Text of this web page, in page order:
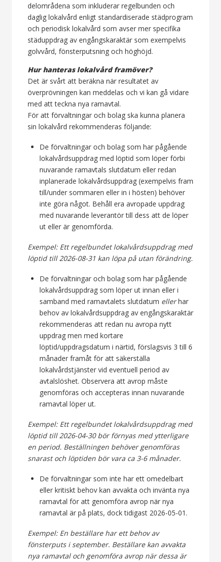
delområdena som inkluderar regelbunden och
daglig lokalvård enligt standardiserade städprogram
och periodisk lokalvård som avser mer specifika
städuppdrag av engångskaraktär som exempelvis
golvvård, fönsterputsning och höghöjd.
Hur hanteras lokalvård framöver?
Det är svårt att beräkna när resultatet av
överprövningen kan meddelas och vi kan gå vidare
med att teckna nya ramavtal.
För att förvaltningar och bolag ska kunna planera
sin lokalvård rekommenderas följande:
De förvaltningar och bolag som har pågående
lokalvårdsuppdrag med löptid som löper förbi
nuvarande ramavtals slutdatum eller redan
inplanerade lokalvårdsuppdrag (exempelvis fram
till/under sommaren eller in i hösten) behöver
inte göra något. Behåll era avropade uppdrag
med nuvarande leverantör till dess att de löper
ut eller är genomförda.
Exempel: Ett regelbundet lokalvårdsuppdrag med
löptid till 2026-08-31 kan löpa på utan förändring.
De förvaltningar och bolag som har pågående
lokalvårdsuppdrag som löper ut innan eller i
samband med ramavtalets slutdatum ellerhar
behov av lokalvårdsuppdrag av engångskaraktär
rekommenderas att redan nu avropa nytt
uppdrag men med kortare
löptid/uppdragsdatum i närtid, förslagsvis 3 till 6
månader framåt för att säkerställa
lokalvårdstjänster vid eventuell period av
avtalslöshet. Observera att avrop måste
genomföras och accepteras innan nuvarande
ramavtal löper ut.
Exempel: Ett regelbundet lokalvårdsuppdrag med
löptid till 2026-04-30 bör förnyas med ytterligare
en period. Beställningen behöver genomföras
snarast och löptiden bör vara ca 3-6 månader.
De förvaltningar som inte har ett omedelbart
eller kritiskt behov kan avvakta och invänta nya
ramavtal för att genomföra avrop när nya
ramavtal är på plats, dock tidigast 2026-05-01.
Exempel: En beställare har ett behov av
fönsterputs i september. Beställare kan avvakta
nya ramavtal och genomföra avrop när dessa är